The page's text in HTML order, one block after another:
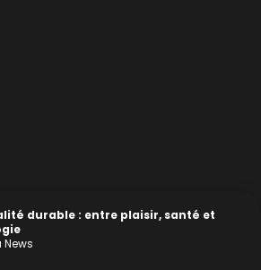
durable : entre plaisir, santé et
News